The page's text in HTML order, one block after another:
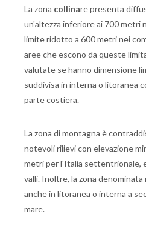
La zona collinare presenta
un'altezza inferiore ai 700 metri
limite ridotto a 600 metri nei
aree che escono da queste
valutate se hanno dimensione
suddivisa in interna o litoranea
parte costiera.
La zona di montagna è
notevoli rilievi con elevazione
metri per l'Italia settentrionale,
valli. Inoltre, la zona
anche in litoranea o interna a
mare.